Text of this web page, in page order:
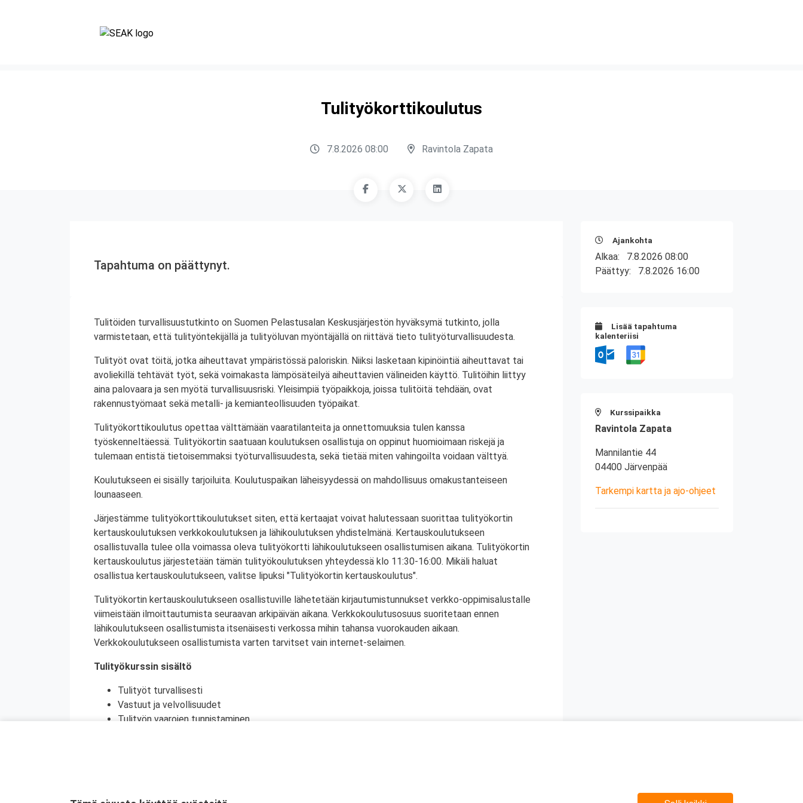
Tulityökorttikoulutus
7.8.2026 08:00 Ravintola Zapata
Tapahtuma on päättynyt.
Tulitöiden turvallisuustutkinto on Suomen Pelastusalan Keskusjärjestön hyväksymä tutkinto, jolla
varmistetaan, että tulityöntekijällä ja tulityöluvan myöntäjällä on riittävä tieto tulityöturvallisuudesta.
Tulityöt ovat töitä, jotka aiheuttavat ympäristössä paloriskin. Niiksi lasketaan kipinöintiä aiheuttavat tai
avoliekillä tehtävät työt, sekä voimakasta lämpösäteilyä aiheuttavien välineiden käyttö. Tulitöihin liittyy
aina palovaara ja sen myötä turvallisuusriski. Yleisimpiä työpaikkoja, joissa tulitöitä tehdään, ovat
rakennustyömaat sekä metalli- ja kemianteollisuuden työpaikat.
Tulityökorttikoulutus opettaa välttämään vaaratilanteita ja onnettomuuksia tulen kanssa
työskenneltäessä. Tulityökortin saatuaan koulutuksen osallistuja on oppinut huomioimaan riskejä ja
tulemaan entistä tietoisemmaksi työturvallisuudesta, sekä tietää miten vahingoilta voidaan välttyä.
Koulutukseen ei sisälly tarjoiluita. Koulutuspaikan läheisyydessä on mahdollisuus omakustanteiseen
lounaaseen.
Järjestämme tulityökorttikoulutukset siten, että kertaajat voivat halutessaan suorittaa tulityökortin
kertauskoulutuksen verkkokoulutuksen ja lähikoulutuksen yhdistelmänä. Kertauskoulutukseen
osallistuvalla tulee olla voimassa oleva tulityökortti lähikoulutukseen osallistumisen aikana. Tulityökortin
kertauskoulutus järjestetään tämän tulityökoulutuksen yhteydessä klo 11:30-16:00. Mikäli haluat
osallistua kertauskoulutukseen, valitse lipuksi "Tulityökortin kertauskoulutus".
Tulityökortin kertauskoulutukseen osallistuville lähetetään kirjautumistunnukset verkko-oppimisalustalle
viimeistään ilmoittautumista seuraavan arkipäivän aikana. Verkkokoulutusosuus suoritetaan ennen
lähikoulutukseen osallistumista itsenäisesti verkossa mihin tahansa vuorokauden aikaan.
Verkkokoulutukseen osallistumista varten tarvitset vain internet-selaimen.
Tulityökurssin sisältö
Tulityöt turvallisesti
Vastuut ja velvollisuudet
Tulityön vaarojen tunnistaminen
Tulityökortti on voimassa viisi vuotta. Tulityökortti on voimassa Suomen lisäksi myös Norjassa ja
Ajankohta
Alkaa: 7.8.2026 08:00
Päättyy: 7.8.2026 16:00
Lisää tapahtuma
kalenteriisi
Kurssipaikka
Ravintola Zapata
Mannilantie 44
04400 Järvenpää
Tarkempi kartta ja ajo-ohjeet